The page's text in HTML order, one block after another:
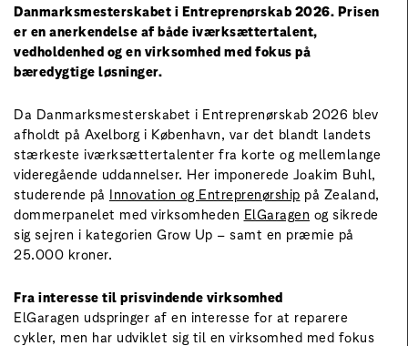
Danmarksmesterskabet i Entreprenørskab 2026. Prisen
er en anerkendelse af både iværksættertalent,
vedholdenhed og en virksomhed med fokus på
bæredygtige løsninger.
Da Danmarksmesterskabet i Entreprenørskab 2026 blev
afholdt på Axelborg i København, var det blandt landets
stærkeste iværksættertalenter fra korte og mellemlange
videregående uddannelser. Her imponerede Joakim Buhl,
studerende på Innovation og Entreprenørship på Zealand,
dommerpanelet med virksomheden ElGaragen og sikrede
sig sejren i kategorien Grow Up – samt en præmie på
25.000 kroner.
Fra interesse til prisvindende virksomhed
ElGaragen udspringer af en interesse for at reparere
cykler, men har udviklet sig til en virksomhed med fokus